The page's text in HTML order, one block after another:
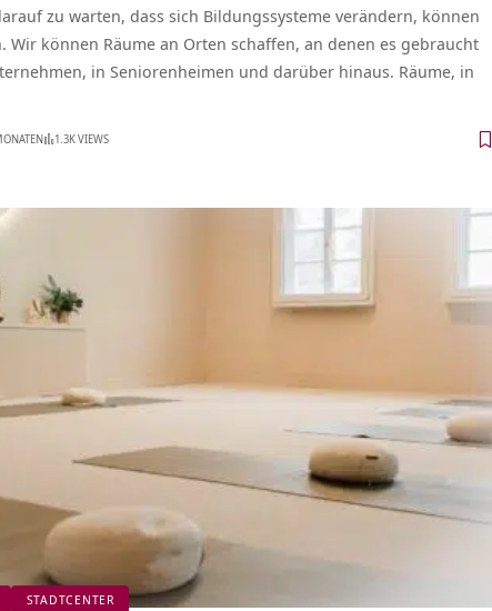
zu warten, dass sich Bildungssysteme verändern, können
Wir können Räume an Orten schaffen, an denen es gebraucht
in Seniorenheimen und darüber hinaus. Räume, in
1.3K VIEWS
STADTCENTER